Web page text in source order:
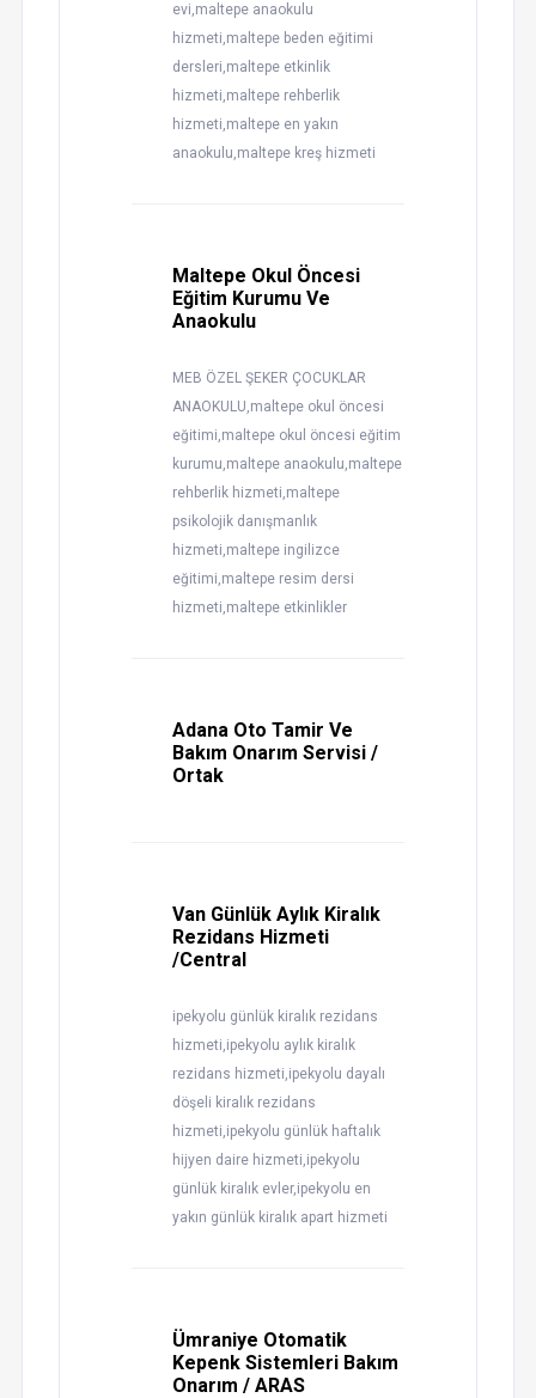
evi,maltepe anaokulu
hizmeti,maltepe beden eğitimi
dersleri,maltepe etkinlik
hizmeti,maltepe rehberlik
hizmeti,maltepe en yakın
anaokulu,maltepe kreş hizmeti
Maltepe Okul Öncesi
Eğitim Kurumu Ve
Anaokulu
MEB ÖZEL ŞEKER ÇOCUKLAR
ANAOKULU,maltepe okul öncesi
eğitimi,maltepe okul öncesi eğitim
kurumu,maltepe anaokulu,maltepe
rehberlik hizmeti,maltepe
psikolojik danışmanlık
hizmeti,maltepe ingilizce
eğitimi,maltepe resim dersi
hizmeti,maltepe etkinlikler
Adana Oto Tamir Ve
Bakım Onarım Servisi /
Ortak
Van Günlük Aylık Kiralık
Rezidans Hizmeti
/Central
ipekyolu günlük kiralık rezidans
hizmeti,ipekyolu aylık kiralık
rezidans hizmeti,ipekyolu dayalı
döşeli kiralık rezidans
hizmeti,ipekyolu günlük haftalık
hijyen daire hizmeti,ipekyolu
günlük kiralık evler,ipekyolu en
yakın günlük kiralık apart hizmeti
Ümraniye Otomatik
Kepenk Sistemleri Bakım
Onarım / ARAS